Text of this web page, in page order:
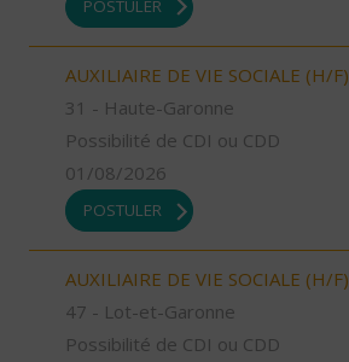
POSTULER
AUXILIAIRE DE VIE SOCIALE (H/F)
31 - Haute-Garonne
Possibilité de CDI ou CDD
01/08/2026
POSTULER
AUXILIAIRE DE VIE SOCIALE (H/F)
47 - Lot-et-Garonne
Possibilité de CDI ou CDD